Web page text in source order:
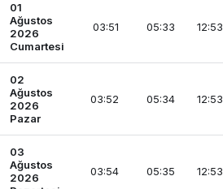
01
Ağustos
2026
Cumartesi
03:51 05:33 12:53
02
Ağustos
2026
Pazar
03:52 05:34 12:53
03
Ağustos
2026
03:54 05:35 12:53